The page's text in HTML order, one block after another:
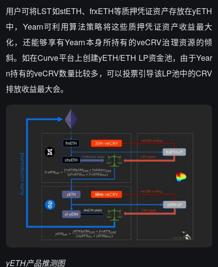
用户可将LST如stETH、frxETH等质押凭证资产存放在yETH
中，Yearn可利用算法策略将这些质押凭证资产收益最大
化，还能够享有Yearn本身所持有的veCRV治理资源的倾
斜。如在Curve平台上创建yETH/ETH LP资金池，由于Year
n持有的veCRV数量比较多，可以投票引导该LP池中的CRV
排放收益最大会。
yETH产品推测图